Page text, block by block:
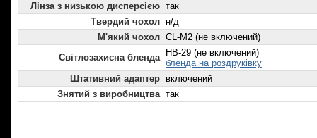
Лінза з низькою дисперсією так
Твердий чохол н/д
М'який чохол CL-M2 (не включений)
Світлозахисна бленда
HB-29 (не включений)
бленда на роздруківку
Штативний адаптер включений
Знятий з виробництва так